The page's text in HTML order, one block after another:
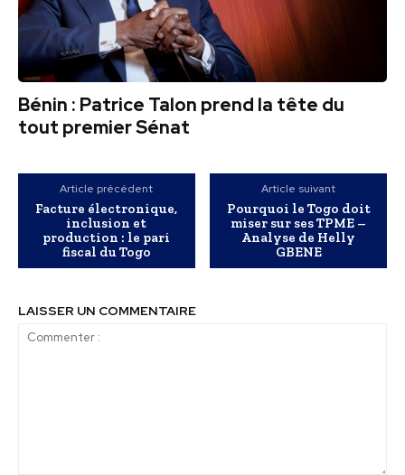
Bénin : Patrice Talon prend la tête du
tout premier Sénat
Article précédent
Facture électronique,
inclusion et
production : le pari
fiscal du Togo
Article suivant
Pourquoi le Togo doit
miser sur ses TPME –
Analyse de Helly
GBENE
LAISSER UN COMMENTAIRE